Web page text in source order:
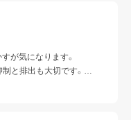
が気になります。
と排出も大切です。
製品を選んでみてくださ